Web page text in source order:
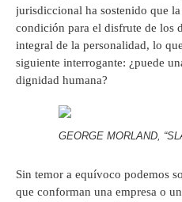
jurisdiccional ha sostenido que
condición para el disfrute de los
integral de la personalidad, lo
siguiente interrogante: ¿puede
dignidad humana?
GEORGE MORLAND,
Sin temor a equívoco podemos
que conforman una empresa o